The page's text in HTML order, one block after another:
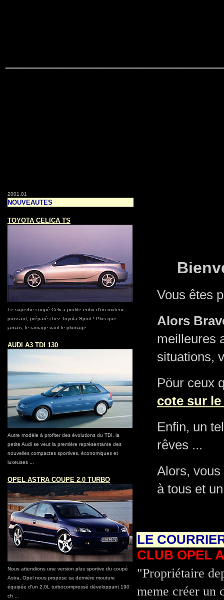
2001.01
NOUVEAUTES
TOYOTA CELICA TS
Le superbe coupé Celica profite enfin d'un moteur
puissant, préparé chez Toyota Sport ! Plus que
jamais, le ramage vaut le plumage ...
AUDI A3 TDI 130
Autre modèle à profiter des évolutions du TDI, la
petite Audi se veut la première représentante des
nouvelles compactes sportives, économiques et
luxeuses ...
OPEL ASTRA COUPE 2.0 TURBO
Nous attendions une version plus sportive du coupé
Astra, Opel nous propose sa dernière mouture
équipée d'un 2.0L turbocompressé développant 190
ch ...
Vous êtes
Alors
meilleures
situations,
Pöur ceux
cote sur
Enfin, un
rêves ...
Alors,
à tous et
LE
CLUB OPEL
"Propriétaire
meme créer un